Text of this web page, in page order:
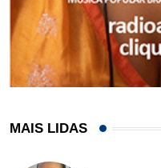
MAIS LIDAS